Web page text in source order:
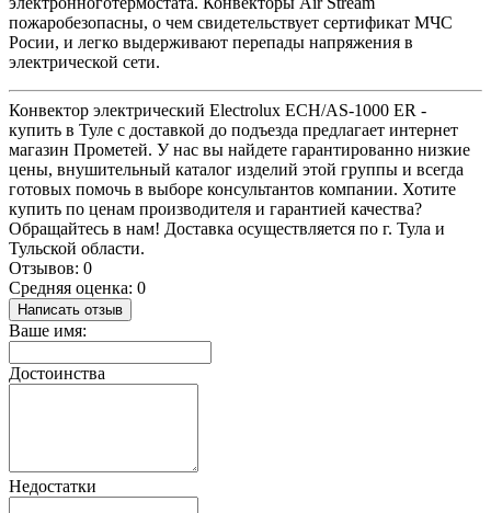
пожаробезопасны, о чем свидетельствует сертификат МЧС
Росии, и легко выдерживают перепады напряжения в
электрической сети.
Конвектор электрический Electrolux ECH/AS-1000 ER -
купить в Туле с доставкой до подъезда предлагает интернет
магазин Прометей. У нас вы найдете гарантированно низкие
цены, внушительный каталог изделий этой группы и всегда
готовых помочь в выборе консультантов компании. Хотите
купить по ценам производителя и гарантией качества?
Обращайтесь в нам! Доставка осуществляется по г. Тула и
Тульской области.
Отзывов: 0
Средняя оценка: 0
Написать отзыв
Ваше имя:
Достоинства
Недостатки